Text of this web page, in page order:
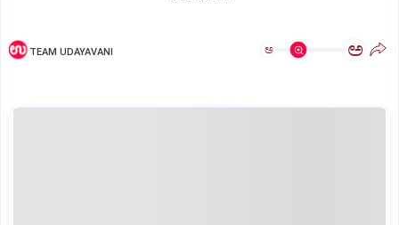
TEAM UDAYAVANI ಅ ಅ